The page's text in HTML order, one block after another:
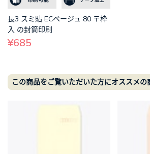
長3 スミ貼 ECベージュ 80 〒枠
入 の封筒印刷
¥685
この商品をご覧いただいた方にオススメの